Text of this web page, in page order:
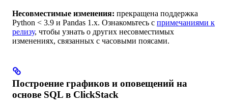
Несовместимые изменения: прекращена поддержка
Python < 3.9 и Pandas 1.x. Ознакомьтесь с примечаниями к
релизу, чтобы узнать о других несовместимых
изменениях, связанных с часовыми поясами.
Построение графиков и оповещений на
основе SQL в ClickStack